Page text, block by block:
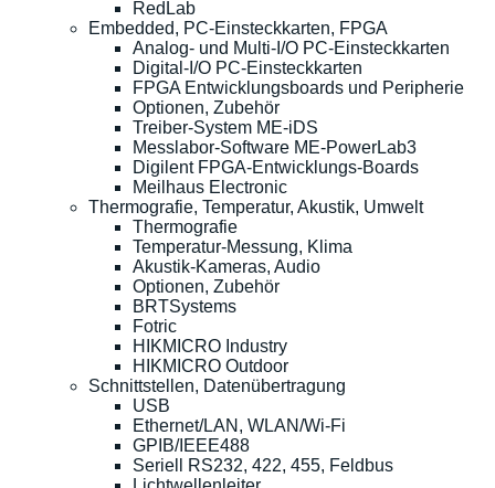
RedLab
Embedded, PC-Einsteckkarten, FPGA
Analog- und Multi-I/O PC-Einsteckkarten
Digital-I/O PC-Einsteckkarten
FPGA Entwicklungsboards und Peripherie
Optionen, Zubehör
Treiber-System ME-iDS
Messlabor-Software ME-PowerLab3
Digilent FPGA-Entwicklungs-Boards
Meilhaus Electronic
Thermografie, Temperatur, Akustik, Umwelt
Thermografie
Temperatur-Messung, Klima
Akustik-Kameras, Audio
Optionen, Zubehör
BRTSystems
Fotric
HIKMICRO Industry
HIKMICRO Outdoor
Schnittstellen, Datenübertragung
USB
Ethernet/LAN, WLAN/Wi-Fi
GPIB/IEEE488
Seriell RS232, 422, 455, Feldbus